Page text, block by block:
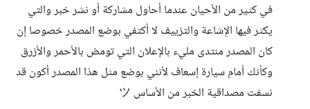
في كثير من الأحيان عندما أحاول مشاركة أو نشر خبر والتي
يكثر فيها الإشاعة والتزييف لا أكتفي بوضع المصدر خصوصا إن
كان المصدر منتدى مليء بالإعلان التي تومض بالأحمر والأزرق
وكأنك أمام سيارة إسعاف لأنني بوضع مثل هذا المصدر أكون قد
نسفت مصداقية الخبر من الأساس ツ